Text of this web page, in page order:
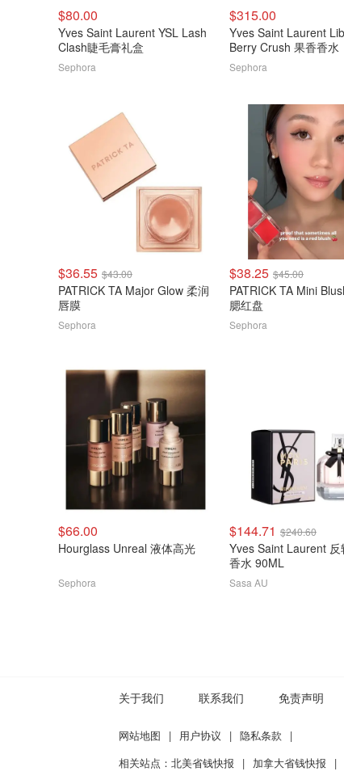
$80.00
Yves Saint Laurent YSL Lash
Clash睫毛膏礼盒
Sephora
$315.00
Yves Saint Laurent
Berry Crush 果香香水
Sephora
$36.55 $43.00
PATRICK TA Major Glow 柔润
唇膜
Sephora
$38.25 $45.00
PATRICK TA Mini
腮红盘
Sephora
$66.00
Hourglass Unreal 液体高光
Sephora
$144.71 $240.60
Yves Saint Laurent 反
香水 90ML
Sasa AU
关于我们 联系我们 免责声明
网站地图 | 用户协议 | 隐私条款
|
相关站点： 北美省钱快报 | 加拿大省钱快报 |